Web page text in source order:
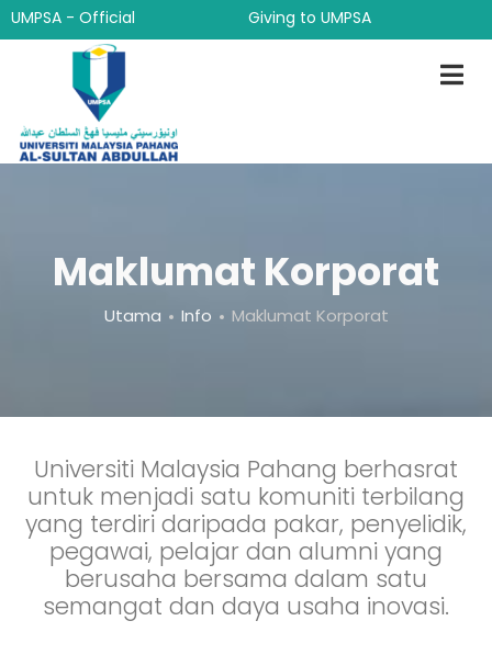
Langkau
ke
kandungan
UMPSA - Official Giving to UMPSA
Maklumat Korporat
Breadcrumb
Utama Info Maklumat Korporat
Universiti Malaysia Pahang berhasrat
untuk menjadi satu komuniti terbilang
yang terdiri daripada pakar, penyelidik,
pegawai, pelajar dan alumni yang
berusaha bersama dalam satu
semangat dan daya usaha inovasi.